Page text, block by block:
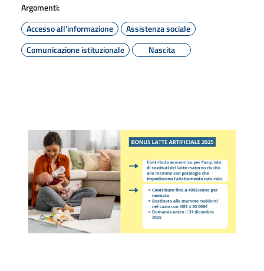
Argomenti:
Accesso all'informazione
Assistenza sociale
Comunicazione istituzionale
Nascita